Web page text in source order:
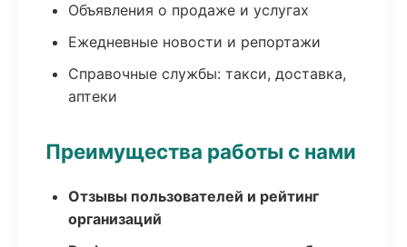
Объявления о продаже и услугах
Ежедневные новости и репортажи
Справочные службы: такси, доставка,
аптеки
Преимущества работы с нами
Отзывы пользователей и рейтинг
организаций